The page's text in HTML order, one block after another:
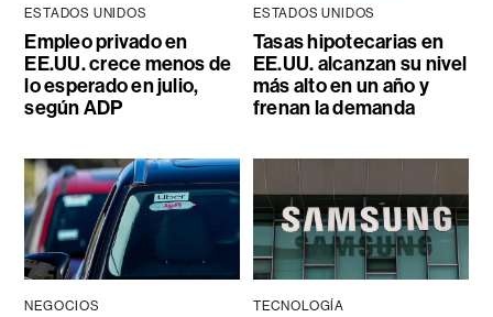
ESTADOS UNIDOS
Empleo privado en
EE.UU. crece menos de
lo esperado en julio,
según ADP
ESTADOS UNIDOS
Tasas hipotecarias en
EE.UU. alcanzan su nivel
más alto en un año y
frenan la demanda
NEGOCIOS TECNOLOGÍA